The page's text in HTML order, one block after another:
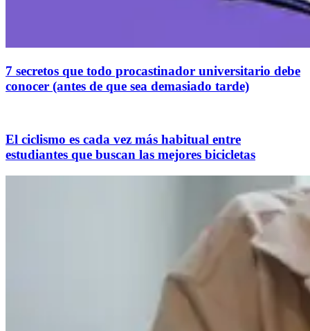
7 secretos que todo procastinador universitario debe
conocer (antes de que sea demasiado tarde)
El ciclismo es cada vez más habitual entre
estudiantes que buscan las mejores bicicletas